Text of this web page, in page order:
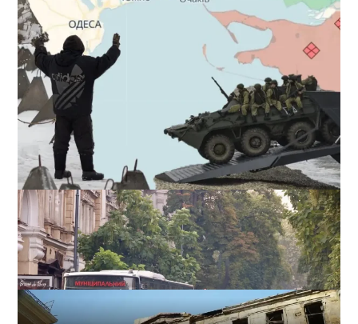
Полковник ВСУ рассказал, выдержит ли Одесса
новое наступление
2
27-07-2026 в 11:19
ВИБОР РЕДАКЦИИ